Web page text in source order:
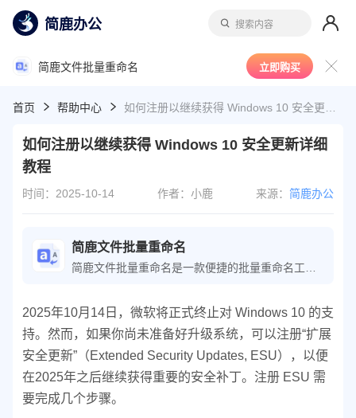
简鹿办公 搜索内容
简鹿文件批量重命名 立即购买
首页 帮助中心
如何注册以继续获得 Windows 10 安全更新详细
教程
时间：2025-10-14 作者：小鹿 来源： 简鹿办公
简鹿文件批量重命名
2025年10月14日，微软将正式终止对 Windows 10 的支
持。然而，如果你尚未准备好升级系统，可以注册“扩展
安全更新”（Extended Security Updates, ESU），以便
在2025年之后继续获得重要的安全补丁。注册 ESU 需
要完成几个步骤。